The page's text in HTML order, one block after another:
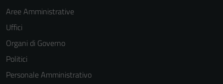
Aree Amministrative
Uffici
Organi di Governo
Politici
Personale Amministrativo